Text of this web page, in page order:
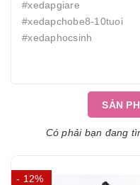
#xedapgiare
#xedapchobe8-10tuoi
#xedaphocsinh
SẢN
Có phải bạn đang
- 12%